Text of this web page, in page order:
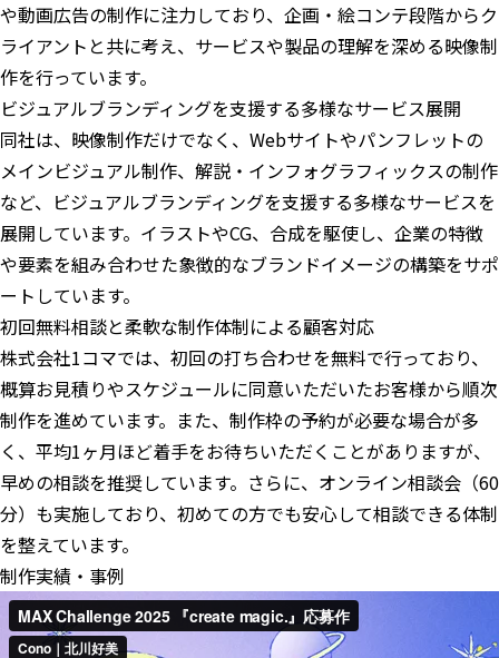
や動画広告の制作に注力しており、企画・絵コンテ段階からク
ライアントと共に考え、サービスや製品の理解を深める映像制
作を行っています。
ビジュアルブランディングを支援する多様なサービス展開
同社は、映像制作だけでなく、Webサイトやパンフレットの
メインビジュアル制作、解説・インフォグラフィックスの制作
など、ビジュアルブランディングを支援する多様なサービスを
展開しています。イラストやCG、合成を駆使し、企業の特徴
や要素を組み合わせた象徴的なブランドイメージの構築をサポ
ートしています。
初回無料相談と柔軟な制作体制による顧客対応
株式会社1コマでは、初回の打ち合わせを無料で行っており、
概算お見積りやスケジュールに同意いただいたお客様から順次
制作を進めています。また、制作枠の予約が必要な場合が多
く、平均1ヶ月ほど着手をお待ちいただくことがありますが、
早めの相談を推奨しています。さらに、オンライン相談会（60
分）も実施しており、初めての方でも安心して相談できる体制
を整えています。
制作実績・事例